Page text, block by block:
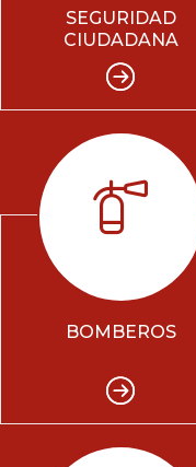
SEGURIDAD
CIUDADANA
BOMBEROS